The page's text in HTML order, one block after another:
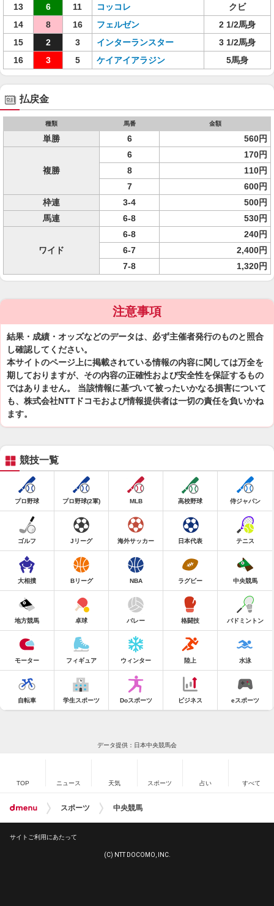
13
6 11 コッコレ
クビ
14
8 16 フェルゼン
2 1/2馬身
15
2 3 インターランスター
3 1/2馬身
16
3 5 ケイアイアラジン 5馬身
払戻金
種類 馬番 金額
単勝 6 560円
複勝
6
170円
8
110円
7
600円
枠連
3-4
500円
馬連
6-8 530円
ワイド
6-8
240円
6-7
2,400円
7-8
1,320円
注意事項
結果・成績・オッズなどのデータは、必ず主催者発行のものと照合
し確認してください。
本サイトのページ上に掲載されている情報の内容に関しては万全を
期しておりますが、その内容の正確性および安全性を保証するもの
ではありません。 当該情報に基づいて被ったいかなる損害について
も、株式会社NTTドコモおよび情報提供者は一切の責任を負いかね
ます。
競技一覧
プロ野球 プロ野球(2軍) MLB 高校野球 侍ジャパン
ゴルフ Jリーグ 海外サッカー 日本代表 テニス
大相撲 Bリーグ NBA ラグビー 中央競馬
地方競馬 卓球 バレー 格闘技 バドミントン
モーター フィギュア ウィンター 陸上 水泳
自転車 学生スポーツ Doスポーツ ビジネス eスポーツ
データ提供：日本中央競馬会
TOP ニュース 天気 スポーツ 占い すべて
スポーツ 中央競馬
サイトご利用にあたって
(C) NTT DOCOMO, INC.